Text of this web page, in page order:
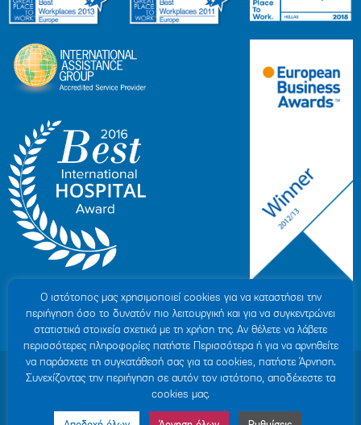
© 2007-2026 ΥΓΕΙΑ Μ.Α.Ε |
ΓΕΜΗ: 000279901000
Όροι Χρήσης
| Πολιτική Προστασίας Προσωπικών Δεδομένων
Δήλωση Απορρήτου
Ο ιστότοπoς μας χρησιμοποιεί cookies για να καταστήσει την
περιήγηση όσο το δυνατόν πιο λειτουργική και για να συγκεντρώνει
στατιστικά στοιχεία σχετικά με τη χρήση της. Αν θέλετε να λάβετε
περισσότερες πληροφορίες πατήστε Περισσότερα ή για να αρνηθείτε
να παράσχετε τη συγκατάθεσή σας για τα cookies, πατήστε Άρνηση.
Συνεχίζοντας την περιήγηση σε αυτόν τον ιστότοπο, αποδέχεστε τα
cookies μας.